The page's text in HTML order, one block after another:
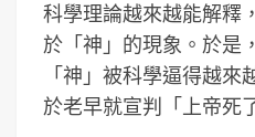
科學理論越來越能解釋
於「神」的現象。於是
「神」被科學逼得越
於老早就宣判「上帝死